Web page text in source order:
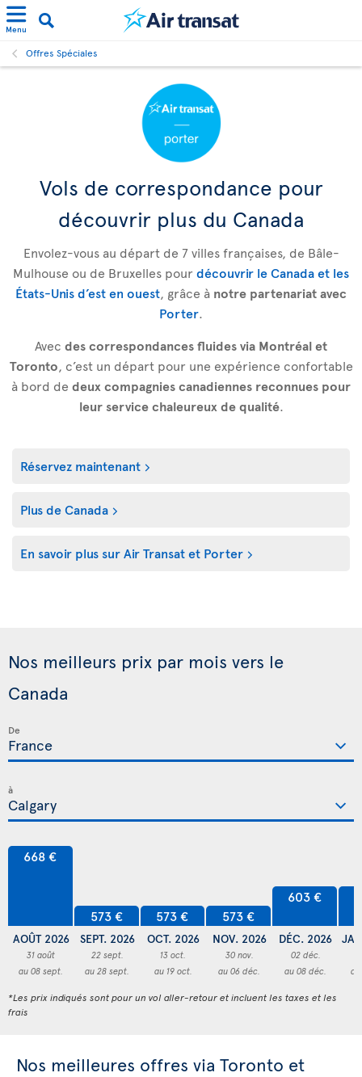
Menu
Offres Spéciales
Vols de correspondance pour
découvrir plus du Canada
Envolez-vous au départ de 7 villes françaises, de Bâle-
Mulhouse ou de Bruxelles pourdécouvrir le Canada et les
États-Unis d’est en ouest, grâce à notre partenariat avec
Porter.
Avec des correspondances fluides via Montréal et
Toronto, c’est un départ pour une expérience confortable
à bord de deux compagnies canadiennes reconnues pour
leur service chaleureux de qualité.
Réservez maintenant
Plus de Canada
En savoir plus sur Air Transat et Porter
Nos meilleurs prix par mois vers le
Canada
De
à
668 €
AOÛT 2026
31 août
au 08 sept.
573 €
SEPT. 2026
22 sept.
au 28 sept.
573 €
OCT. 2026
13 oct.
au 19 oct.
573 €
NOV. 2026
30 nov.
au 06 déc.
603 €
DÉC. 2026
02 déc.
au 08 déc.
*Les prix indiqués sont pour un vol aller-retour et incluent les taxes et les
frais
Nos meilleures offres via Toronto et